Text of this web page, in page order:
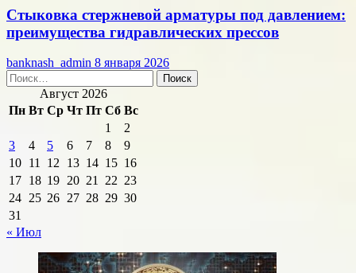
Стыковка стержневой арматуры под давлением:
преимущества гидравлических прессов
banknash_admin 8 января 2026
Найти:
Август 2026
Пн Вт Ср Чт Пт Сб Вс
1
2
3
4 5 6 7 8
9
10 11 12 13 14 15 16
17 18 19 20 21 22 23
24 25 26 27 28 29 30
31
« Июл